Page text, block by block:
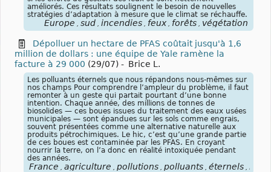
améliorés. Ces résultats soulignent le besoin de nouvelles
stratégies d’adaptation à mesure que le climat se réchauffe.
Europe sud incendies feux forêts végétation
Dépolluer un hectare de PFAS coûtait jusqu'à 1,6
million de dollars : une équipe de Yale ramène la
facture à 29 000 (29/07) - Brice L.
Les polluants éternels que nous répandons nous-mêmes sur
nos champs Pour comprendre l’ampleur du problème, il faut
remonter à un geste qui partait pourtant d’une bonne
intention. Chaque année, des millions de tonnes de
biosolides — ces boues issues du traitement des eaux usées
municipales — sont épandues sur les sols comme engrais,
souvent présentées comme une alternative naturelle aux
produits pétrochimiques. Le hic, c’est qu’une grande partie
de ces boues est contaminée par les PFAS. En croyant
nourrir la terre, on l’a donc en réalité intoxiquée pendant
des années.
France agriculture pollutions polluants éternels PFAS